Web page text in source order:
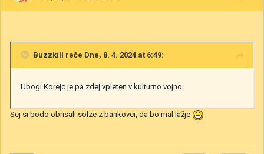
Buzzkill reče Dne, 8. 4. 2024 at 6:49:
Ubogi Korejc je pa zdej vpleten v kulturno vojno
Sej si bodo obrisali solze z bankovci, da bo mal lažje